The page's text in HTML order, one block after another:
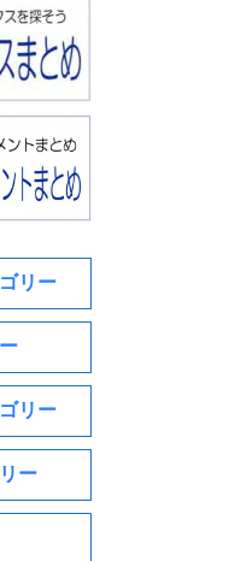
リー
リー
ー